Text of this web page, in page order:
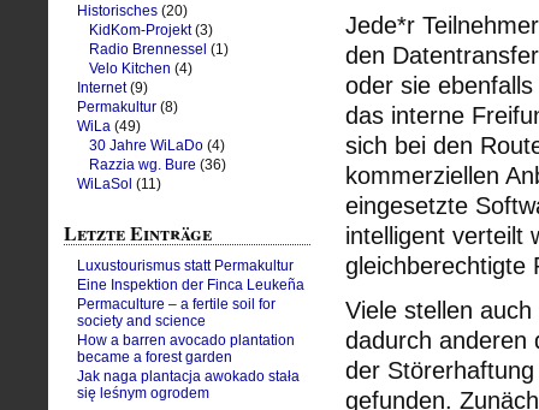
Jede*r
den
oder sie
das interne
sich bei den
kommerziellen
eingesetzte
intelligent verteilt
gleichberechtigte
Viele stellen
dadurch anderen
der
gefunden.
Historisches(20)
KidKom-Projekt(3)
Radio Brennessel (1)
Velo Kitchen (4)
Internet(9)
Permakultur(8)
WiLa (49)
30 Jahre WiLaDo(4)
Razzia wg. Bure (36)
WiLaSol (11)
Letzte Einträge
Luxustourismus statt Permakultur
Eine Inspektion der Finca Leukeña
Permaculture – a fertile soil for
society and science
How a barren avocado plantation
became a forest garden
Jak naga plantacja awokado stała
się leśnym ogrodem